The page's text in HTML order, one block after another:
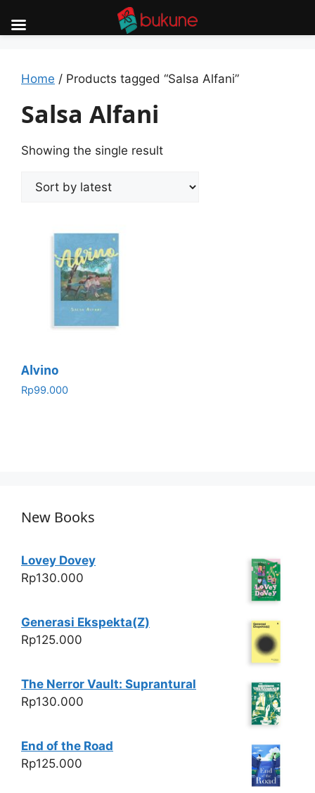
content
Home / Products tagged “Salsa Alfani”
Salsa Alfani
Showing the single result
Alvino
Rp99.000
New Books
Lovey Dovey
Rp130.000
Generasi Ekspekta(Z)
Rp125.000
The Nerror Vault: Suprantural
Rp130.000
End of the Road
Rp125.000